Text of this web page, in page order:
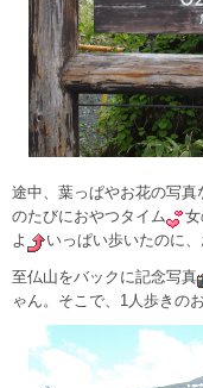
途中、葉っぱやお花の写
のたびにおやつタイム
よ
いっぱい歩いたのに
至仏山をバックに記念写真
ゃん。そこで、1人歩きの